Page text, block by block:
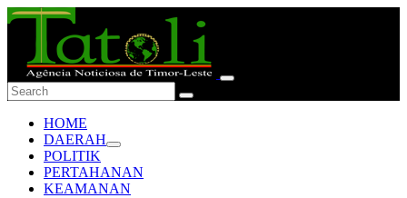
HOME
DAERAH
POLITIK
PERTAHANAN
KEAMANAN